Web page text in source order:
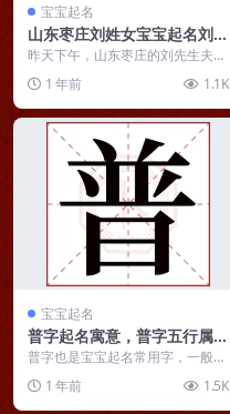
宝宝起名
山东枣庄刘姓女宝宝起名刘旭
佳：山水佳新霁，南楼玩初旭
昨天下午，山东枣庄的刘先生夫妻
外之际，不免为宝宝起...
1 年前 1.1K
宝宝起名
普字起名寓意，普字五行属性
解析
普字也是宝宝起名常用字，一般男
要取其广阔、宽广、心...
1 年前 1.5K